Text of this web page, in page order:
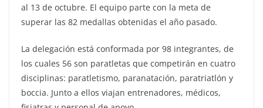
al 13 de octubre. El equipo parte con la meta de
superar las 82 medallas obtenidas el año pasado.
La delegación está conformada por 98 integrantes, de
los cuales 56 son paratletas que competirán en cuatro
disciplinas: paratletismo, paranatación, paratriatlón y
boccia. Junto a ellos viajan entrenadores, médicos,